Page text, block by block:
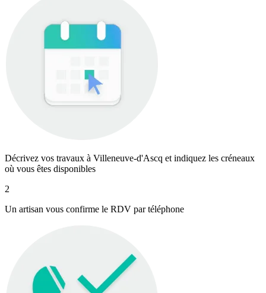
Décrivez vos travaux à Villeneuve-d'Ascq et indiquez les créneaux
où vous êtes disponibles
2
Un artisan vous confirme le RDV par téléphone